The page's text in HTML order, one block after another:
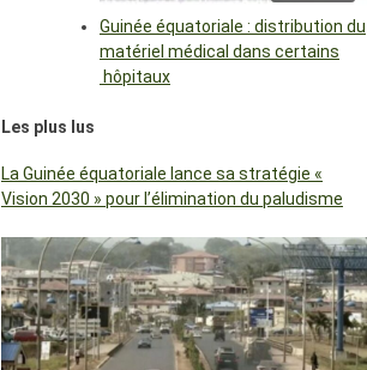
Guinée équatoriale : distribution du
matériel médical dans certains
hôpitaux
Les plus lus
La Guinée équatoriale lance sa stratégie «
Vision 2030 » pour l’élimination du paludisme